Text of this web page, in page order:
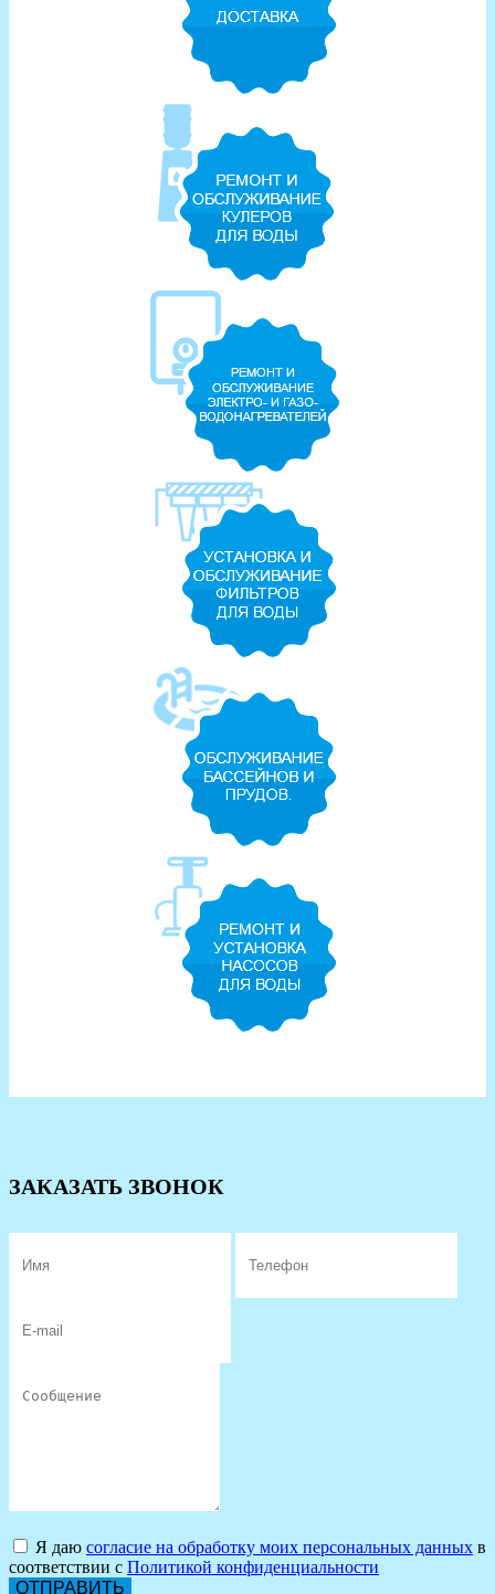
ЗАКАЗАТЬ ЗВОНОК
Я даю согласие на обработку моих персональных данных в
соответствии с Политикой конфиденциальности
ОТПРАВИТЬ